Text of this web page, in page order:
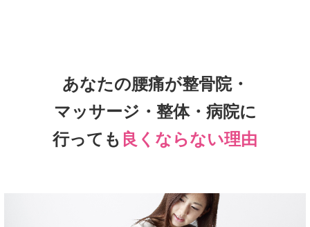
あなたの腰痛が整骨院・
マッサージ・整体・病院に
行っても 良くならない理由